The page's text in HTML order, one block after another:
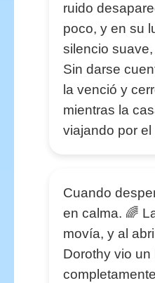
ruido
poco, y en su
silencio
Sin darse
la venció y
mientras la
viajando por el
Cuando
en calma. 🌈
movía, y al
Dorothy vio un